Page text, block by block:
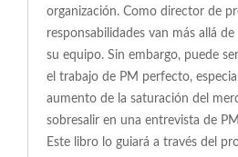
organización. Como director de
responsabilidades van más allá
su equipo. Sin embargo, puede
el trabajo de PM perfecto,
aumento de la saturación del
sobresalir en una entrevista de
Este libro lo guiará a través del